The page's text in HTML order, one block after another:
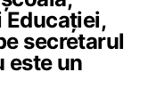
secretarul
este un